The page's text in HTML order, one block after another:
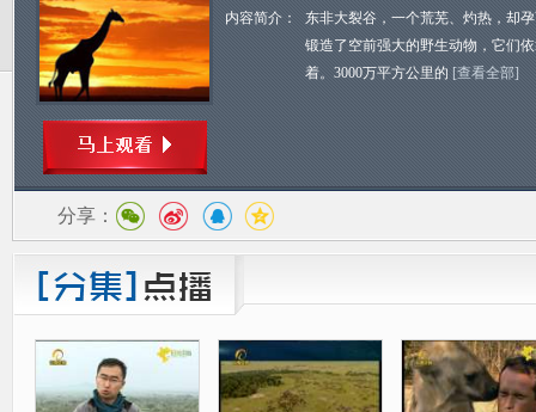
内容简介：
东非大裂谷，一个荒芜、灼热，却
锻造了空前强大的野生动物，它们
着。3000万平方公里的 [查看全部]
分享：